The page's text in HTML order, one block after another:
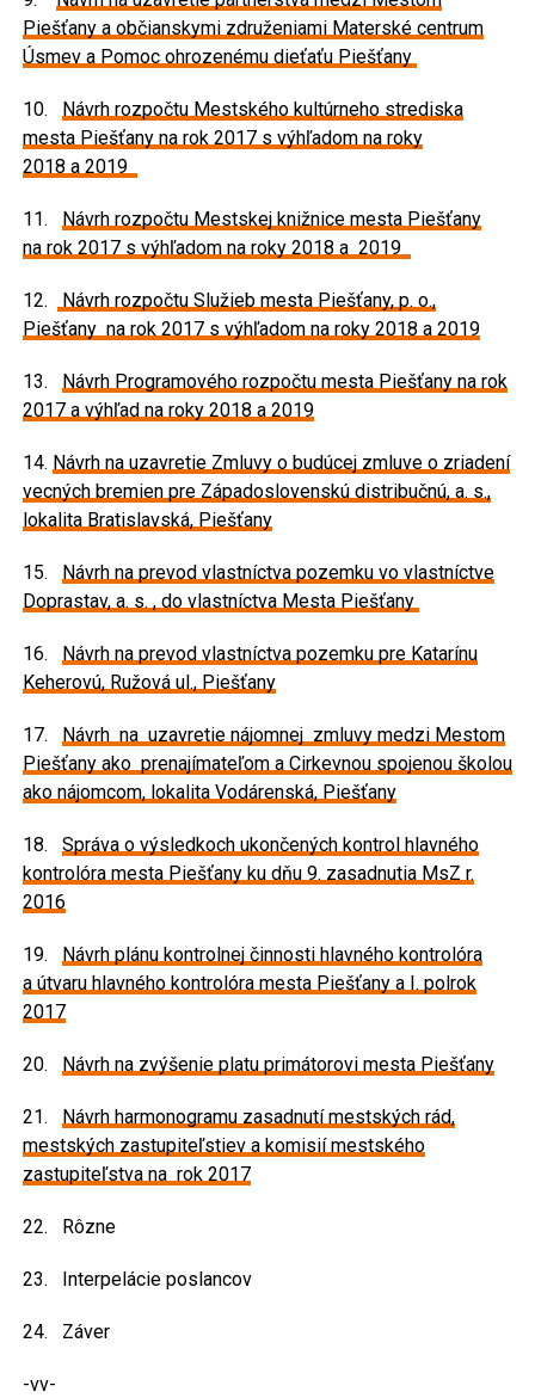
Piešťany a občianskymi združeniami Materské centrum
Úsmev a Pomoc ohrozenému dieťaťu Piešťany
10.
Návrh rozpočtu Mestského kultúrneho strediska
mesta Piešťany na rok 2017 s výhľadom na roky
2018 a 2019
11.
Návrh rozpočtu Mestskej knižnice mesta Piešťany
na rok 2017 s výhľadom na roky 2018 a 2019
12.
Návrh rozpočtu Služieb mesta Piešťany, p. o.,
Piešťany na rok 2017 s výhľadom na roky 2018 a 2019
13.
Návrh Programového rozpočtu mesta Piešťany na rok
2017 a výhľad na roky 2018 a 2019
14. Návrh na uzavretie Zmluvy o budúcej zmluve o zriadení
vecných bremien pre Západoslovenskú distribučnú, a. s.,
lokalita Bratislavská, Piešťany
15.
Návrh na prevod vlastníctva pozemku vo vlastníctve
Doprastav, a. s. , do vlastníctva Mesta Piešťany
16.
Návrh na prevod vlastníctva pozemku pre Katarínu
Keherovú, Ružová ul., Piešťany
17.
Návrh na uzavretie nájomnej zmluvy medzi Mestom
Piešťany ako prenajímateľom a Cirkevnou spojenou školou
ako nájomcom, lokalita Vodárenská, Piešťany
18. Správa o výsledkoch ukončených kontrol hlavného
kontrolóra mesta Piešťany ku dňu 9. zasadnutia MsZ r.
2016
19.
Návrh plánu kontrolnej činnosti hlavného kontrolóra
a útvaru hlavného kontrolóra mesta Piešťany a I. polrok
2017
20. Návrh na zvýšenie platu primátorovi mesta Piešťany
21.
Návrh harmonogramu zasadnutí mestských rád,
mestských zastupiteľstiev a komisií mestského
zastupiteľstva na rok 2017
22. Rôzne
23. Interpelácie poslancov
24. Záver
-vv-